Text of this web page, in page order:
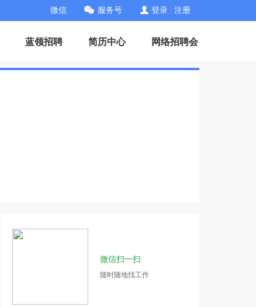
微信 服务号 登录 注册
蓝领招聘 简历中心 网络招聘会
微信扫一扫
随时随地找工作